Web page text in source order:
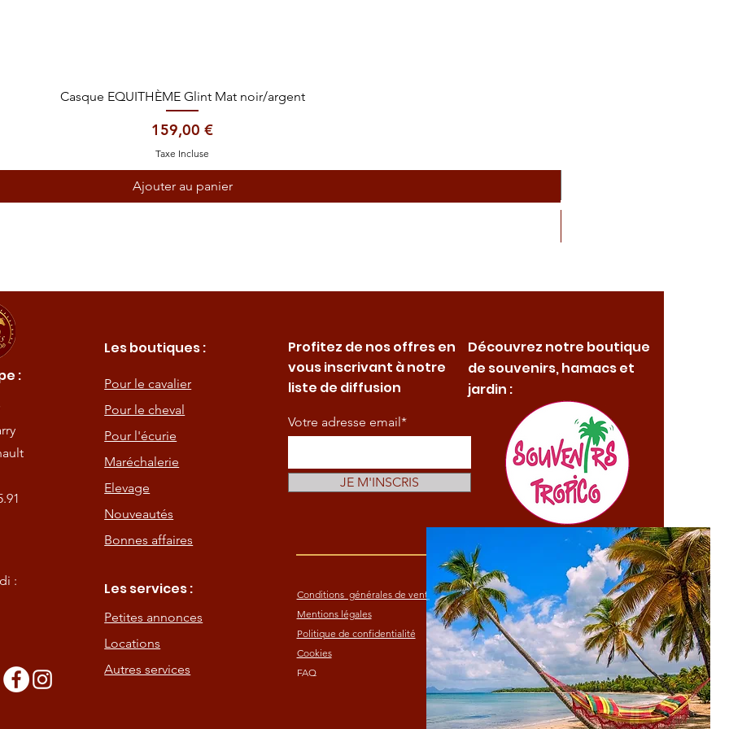
Aperçu rapide
Casque EQUITHÈME Glint Mat noir/argent
Prix
159,00 €
Taxe Incluse
Ajouter au panier
:
:
Les boutiques :
Pour le cavalier
Pour le cheval
Pour l'écurie
Maréchalerie
Elevage
Nouveautés
Bonnes affaires
Les services :
Petites annonces
Locations
Autres services
Profitez de nos offres en
vous inscrivant à notre
liste de diffusion
Votre adresse email*
JE M'INSCRIS
Conditions générales de vente
Mentions légales
Politique de confidentialité
Cookies
FAQ
Découvrez notre boutique
de souvenirs, hamacs et
jardin :